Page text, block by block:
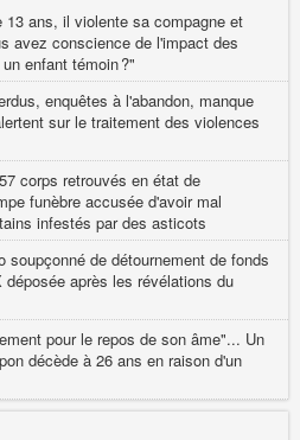
ans, il violente sa compagne et
avez conscience de l'impact des
enfant témoin ?"
enquêtes à l'abandon, manque
sur le traitement des violences
corps retrouvés en état de
funèbre accusée d'avoir mal
infestés par des asticots
soupçonné de détournement de fonds
après les révélations du
pour le repos de son âme"... Un
décède à 26 ans en raison d'un